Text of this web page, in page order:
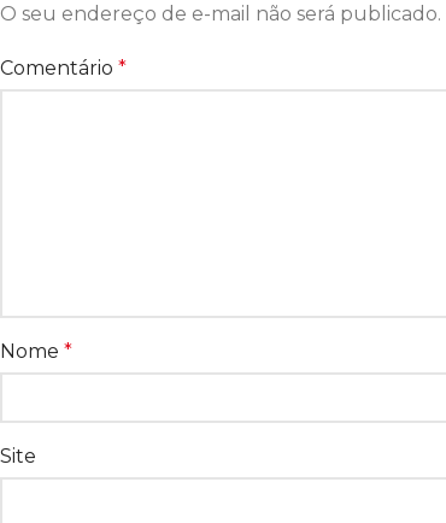
O seu endereço de e-mail não será publicado.
Comentário *
Nome *
Site